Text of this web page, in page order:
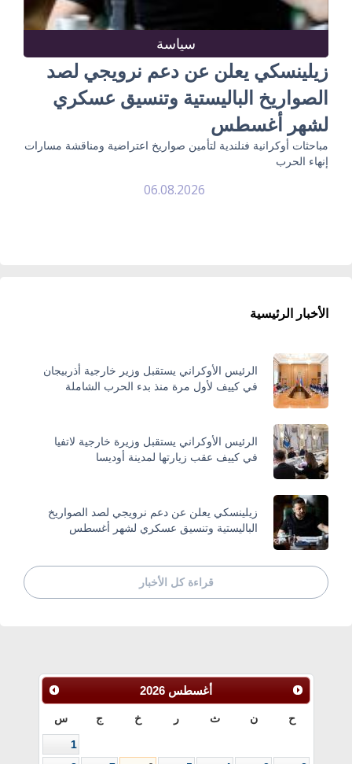
سياسة
زيلينسكي يعلن عن دعم نرويجي لصد
الصواريخ الباليستية وتنسيق عسكري
لشهر أغسطس
مباحثات أوكرانية فنلندية لتأمين صواريخ اعتراضية ومناقشة مسارات
إنهاء الحرب
06.08.2026
الأخبار الرئيسية
الرئيس الأوكراني يستقبل وزير خارجية أذربيجان
في كييف لأول مرة منذ بدء الحرب الشاملة
الرئيس الأوكراني يستقبل وزيرة خارجية لاتفيا
في كييف عقب زيارتها لمدينة أوديسا
زيلينسكي يعلن عن دعم نرويجي لصد الصواريخ
الباليستية وتنسيق عسكري لشهر أغسطس
قراءة كل الأخبار
أغسطس 2026
ح ن ث ر خ ج س
1